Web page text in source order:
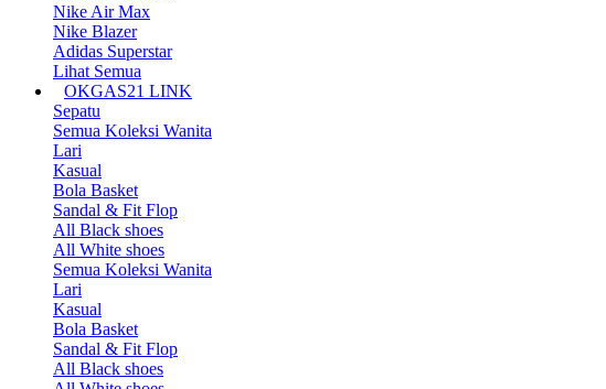
Nike Air Max
Nike Blazer
Adidas Superstar
Lihat Semua
OKGAS21 LINK
Sepatu
Semua Koleksi Wanita
Lari
Kasual
Bola Basket
Sandal & Fit Flop
All Black shoes
All White shoes
Semua Koleksi Wanita
Lari
Kasual
Bola Basket
Sandal & Fit Flop
All Black shoes